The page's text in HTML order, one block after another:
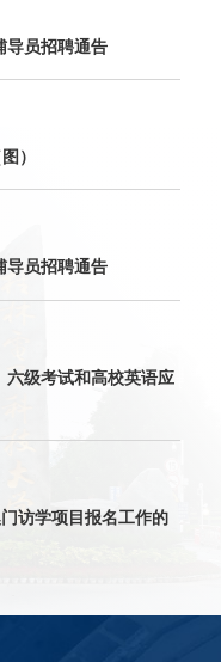
导员招聘通告
）
导员招聘通告
六级考试和高校英语应
访学项目报名工作的